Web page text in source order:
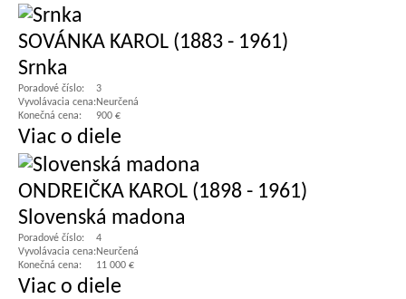
SOVÁNKA KAROL (1883 - 1961)
Srnka
Poradové číslo:
3
Vyvolávacia cena:Neurčená
Konečná cena:
900 €
Viac o diele
ONDREIČKA KAROL (1898 - 1961)
Slovenská madona
Poradové číslo:
4
Vyvolávacia cena:Neurčená
Konečná cena:
11 000 €
Viac o diele